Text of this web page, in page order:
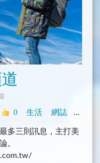
0 生活 網誌 臺灣
多三則訊息，主打美
。